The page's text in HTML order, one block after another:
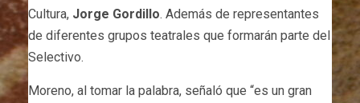
Cultura, Jorge Gordillo. Además de representantes
de diferentes grupos teatrales que formarán parte del
Selectivo.
Moreno, al tomar la palabra, señaló que “es un gran